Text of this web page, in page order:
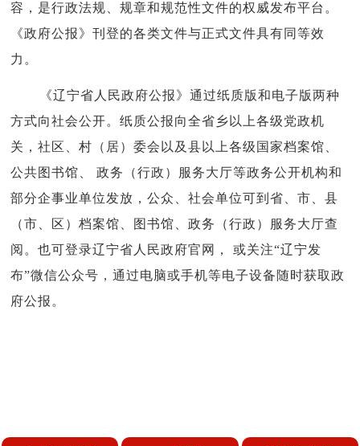
容，是行政法规、规章和规范性文件的权威发布平台。
《政府公报》刊登的各类文件与正式文件具有同等效
力。
《辽宁省人民政府公报》通过纸质版和电子版两种
方式向社会公开。纸质公报向全省乡以上各级党政机
关，社区、村（居）委会以及县以上各级国家档案馆、
公共图书馆、 政务（行政）服务大厅等政务公开机构和
部分企事业单位发放，公众、社会单位可到省、市、县
（市、区）档案馆、图书馆、政务（行政）服务大厅查
阅。也可登录辽宁省人民政府官网， 或关注“辽宁发
布”微信公众号，通过电脑或手机等电子设备随时获取政
府公报。